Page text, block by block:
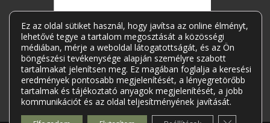
Elküldés
Ez az oldal sütiket használ, hogy javítsa az online élményt,
lehetővé tegye a tartalom megosztását a közösségi
médiában, mérje a weboldal látogatottságát, és az Ön
böngészési tevékenysége alapján személyre szabott
tartalmakat jelenítsen meg. Ez magában foglalja a keresési
eredmények pontosabb megjelenítését, a lényegretörőbb
tartalmak és tájékoztató anyagok megjelenítését, a jobb
kommunikációt és az oldal teljesítményének javítását.